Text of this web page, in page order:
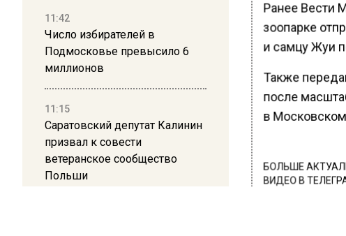
11:42
Число избирателей в
Подмосковье превысило 6
миллионов
11:15
Саратовский депутат Калинин
призвал к совести
ветеранское сообщество
Польши
Ранее Вести
зоопарке
и самцу Жуи
Также
после
в
БОЛЬШЕ
ВИДЕО В